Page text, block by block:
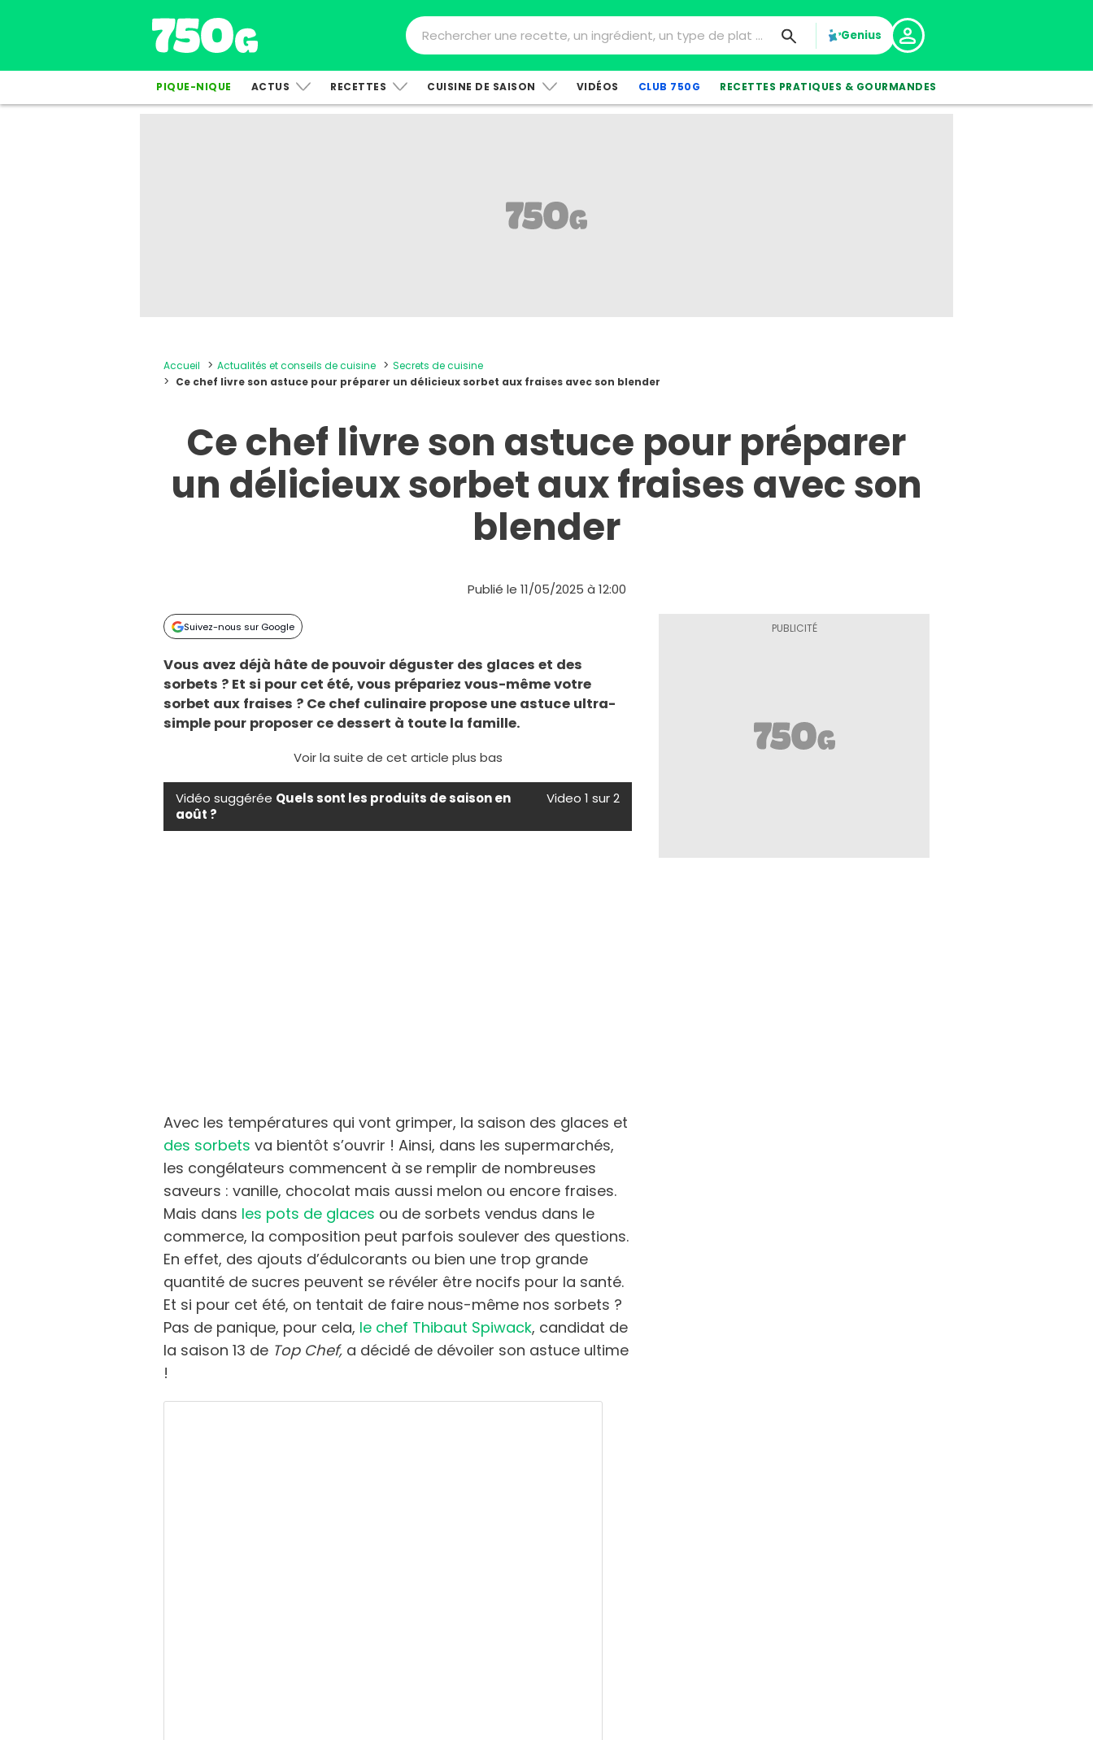
Genius
PIQUE-NIQUE ACTUS RECETTES CUISINE DE SAISON VIDÉOS CLUB 750G RECETTES PRATIQUES & GOURMANDES
Accueil Actualités et conseils de cuisine
Secrets de cuisine
Ce chef livre son astuce pour préparer un délicieux sorbet aux fraises avec son blender
Ce chef livre son astuce pour préparer
un délicieux sorbet aux fraises avec son
blender
Publié le 11/05/2025 à 12:00
Suivez-nous sur Google
Vous avez déjà hâte de pouvoir déguster des glaces et des
sorbets ? Et si pour cet été, vous prépariez vous-même votre
sorbet aux fraises ? Ce chef culinaire propose une astuce ultra-
simple pour proposer ce dessert à toute la famille.
Voir la suite de cet article plus bas
Vidéo suggérée Quels sont les produits de saison en
août ?
Video 1 sur 2
Avec les températures qui vont grimper, la saison des glaces et
des sorbetsva bientôt s’ouvrir ! Ainsi, dans les supermarchés,
les congélateurs commencent à se remplir de nombreuses
saveurs : vanille, chocolat mais aussi melon ou encore fraises.
Mais dans les pots de glaces ou de sorbets vendus dans le
commerce, la composition peut parfois soulever des questions.
En effet, des ajouts d’édulcorants ou bien une trop grande
quantité de sucres peuvent se révéler être nocifs pour la santé.
Et si pour cet été, on tentait de faire nous-même nos sorbets ?
Pas de panique, pour cela, le chef Thibaut Spiwack, candidat de
la saison 13 de Top Chef, a décidé de dévoiler son astuce ultime
!